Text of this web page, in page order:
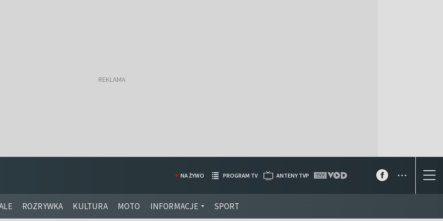
ROZRYWKA KULTURA MOTO INFORMACJE SPORT
NA ŻYWO PROGRAM TV ANTENY TVP ...